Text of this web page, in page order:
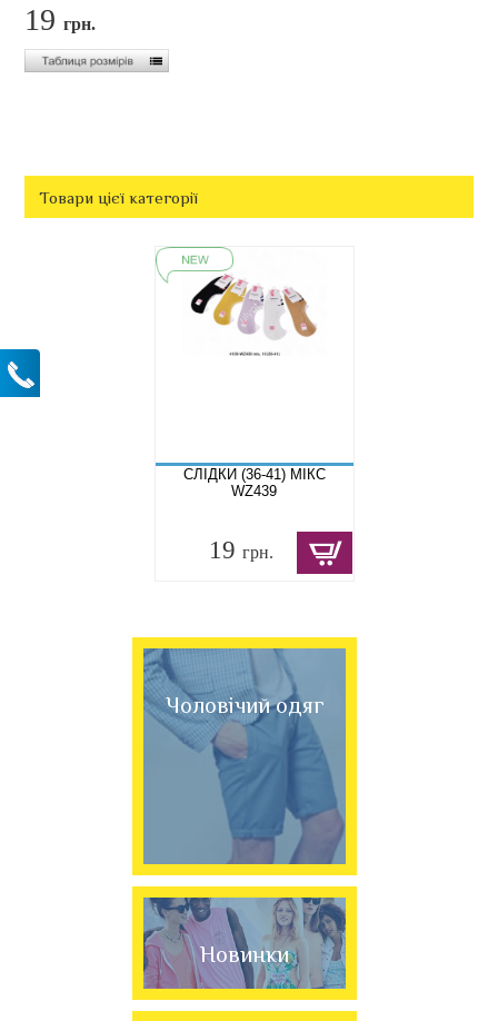
19грн.
Товари цієї категорії
СЛІДКИ (36-41) МІКС
WZ439
19грн.
Чоловічий одяг
Новинки